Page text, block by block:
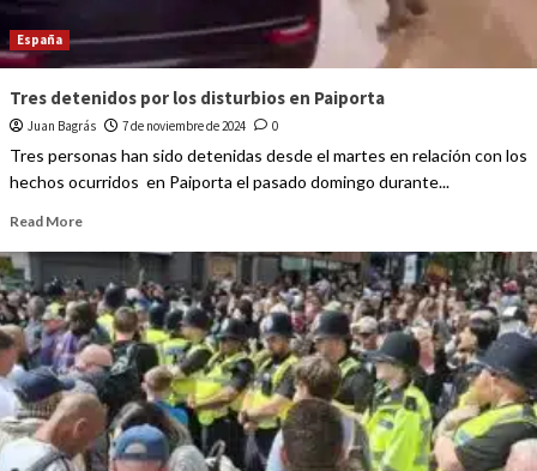
España
Tres detenidos por los disturbios en Paiporta
Juan Bagrás 7 de noviembre de 2024 0
Tres personas han sido detenidas desde el martes en relación con los
hechos ocurridos en Paiporta el pasado domingo durante...
Read More